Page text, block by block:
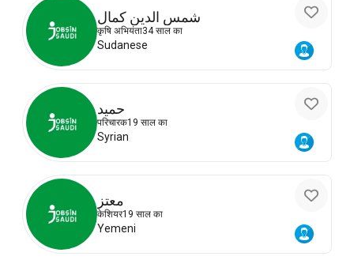
شمس الدين كمال
कृषि अभियंता34 साल का
Sudanese
حميد
परिचारक19 साल का
Syrian
معتز
केशियर19 साल का
Yemeni